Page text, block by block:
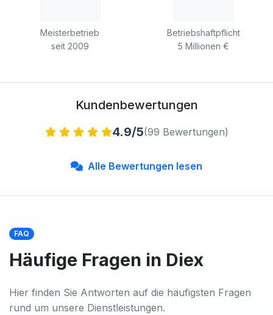
Meisterbetrieb
seit 2009
Betriebshaftpflicht
5 Millionen €
Kundenbewertungen
4.9/5(99 Bewertungen)
Alle Bewertungen lesen
FAQ
Häufige Fragen in Diex
Hier finden Sie Antworten auf die häufigsten Fragen
rund um unsere Dienstleistungen.